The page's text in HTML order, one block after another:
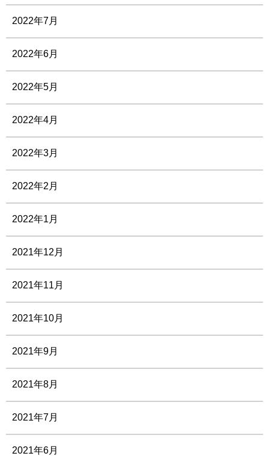
2022年7月
2022年6月
2022年5月
2022年4月
2022年3月
2022年2月
2022年1月
2021年12月
2021年11月
2021年10月
2021年9月
2021年8月
2021年7月
2021年6月